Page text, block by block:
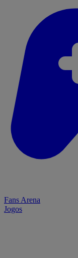
Fans Arena
Jogos